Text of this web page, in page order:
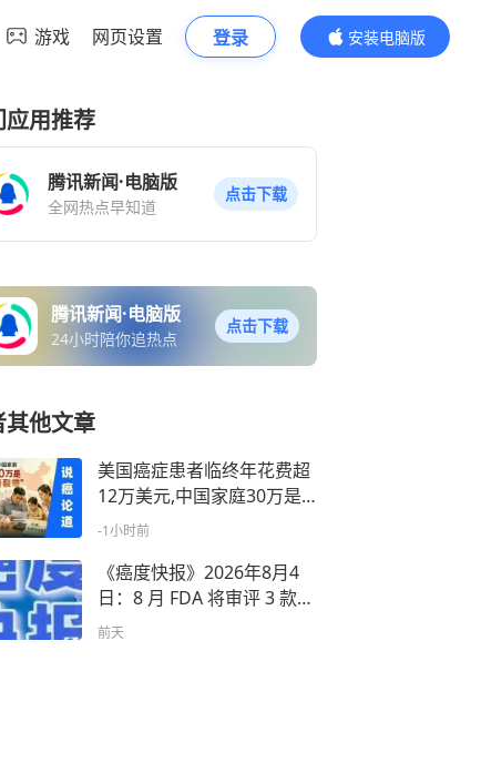
游戏 网页设置 登录
安装电脑版
内容更精彩
应用推荐
腾讯新闻·电脑版
全网热点早知道
点击下载
腾讯新闻·电脑版
24小时陪你追热点
点击下载
其他文章
美国癌症患者临终年花费超
12万美元,中国家庭30万是
“断裂带”——抗癌,先算好这
-1小时前
《癌度快报》2026年8月4
日：8 月 FDA 将审评 3 款肿
瘤创新药：溶瘤病毒、多发
前天